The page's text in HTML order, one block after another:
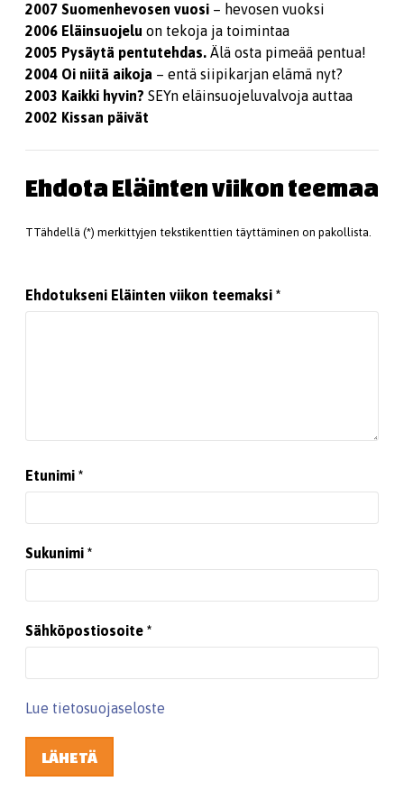
2007 Suomenhevosen vuosi – hevosen vuoksi
2006 Eläinsuojelu on tekoja ja toimintaa
2005 Pysäytä pentutehdas. Älä osta pimeää pentua!
2004 Oi niitä aikoja – entä siipikarjan elämä nyt?
2003 Kaikki hyvin? SEYn eläinsuojeluvalvoja auttaa
2002 Kissan päivät
Ehdota Eläinten viikon teemaa
TTähdellä (*) merkittyjen tekstikenttien täyttäminen on pakollista.
Ehdotukseni Eläinten viikon teemaksi
Etunimi
Sukunimi
Sähköpostiosoite
Lue tietosuojaseloste
LÄHETÄ